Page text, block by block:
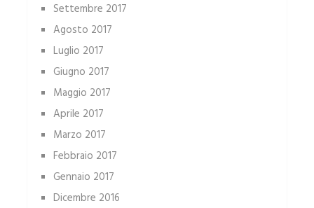
Settembre 2017
Agosto 2017
Luglio 2017
Giugno 2017
Maggio 2017
Aprile 2017
Marzo 2017
Febbraio 2017
Gennaio 2017
Dicembre 2016